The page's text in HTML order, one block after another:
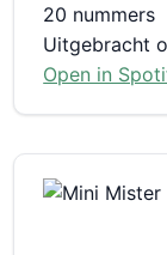
20 nummers
Uitgebracht
Open in